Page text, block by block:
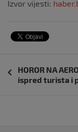
Izvor vijesti:
objava
HOROR NA
ispred turista i